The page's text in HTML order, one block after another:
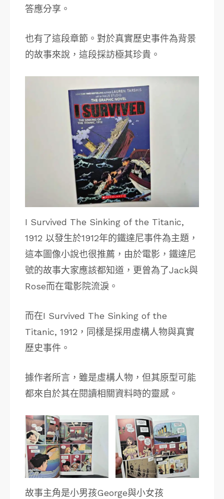
答應分享。
也有了這段章節。對於真實歷史事件為背景
的故事來說，這段採訪極其珍貴。
I Survived The Sinking of the Titanic,
1912 以發生於1912年的鐵達尼事件為主題，
這本圖像小說也很推薦，由於電影，鐵達尼
號的故事大家應該都知道，更曾為了Jack與
Rose而在電影院流淚。
而在I Survived The Sinking of the
Titanic, 1912，同樣是採用虛構人物與真實
歷史事件。
據作者所言，雖是虛構人物，但其原型可能
都來自於其在閱讀相關資料時的靈感。
故事主角是小男孩George與小女孩